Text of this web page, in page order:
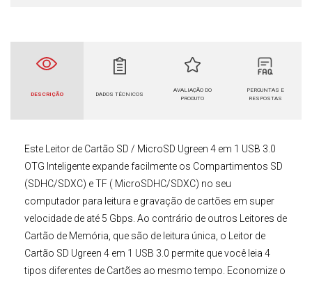
DESCRIÇÃO DADOS TÉCNICOS
AVALIAÇÃO DO
PRODUTO
PERGUNTAS E
RESPOSTAS
Este
Leitor de Cartão SD / MicroSD Ugreen 4 em 1 USB 3.0
OTG Inteligente expande facilmente os Compartimentos SD
(SDHC/SDXC) e TF ( MicroSDHC/SDXC) no seu
computador para leitura e gravação de cartões em super
velocidade de até 5 Gbps. Ao contrário de outros Leitores de
Cartão de Memória, que são de leitura única, o Leitor de
Cartão SD Ugreen 4 em 1 USB 3.0 permite que você leia 4
tipos diferentes de Cartões ao mesmo tempo. Economize o